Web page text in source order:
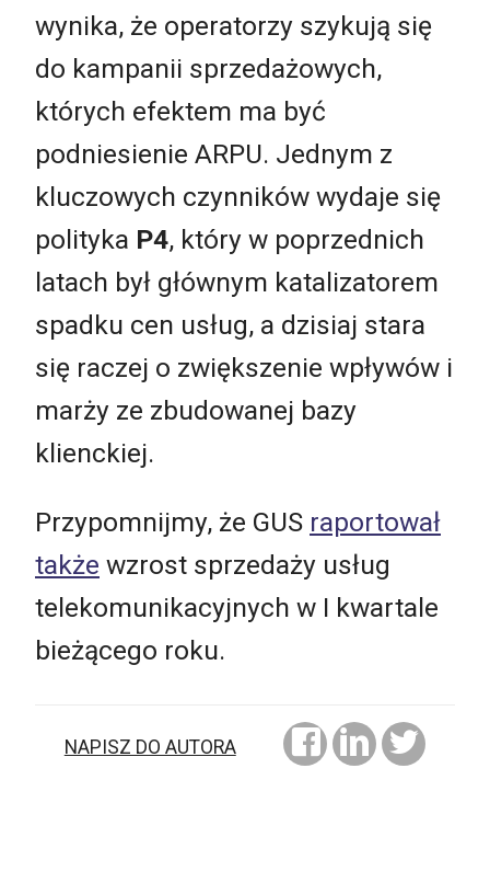
wynika, że operatorzy szykują się
do kampanii sprzedażowych,
których efektem ma być
podniesienie ARPU. Jednym z
kluczowych czynników wydaje się
polityka P4, który w poprzednich
latach był głównym katalizatorem
spadku cen usług, a dzisiaj stara
się raczej o zwiększenie wpływów i
marży ze zbudowanej bazy
klienckiej.
Przypomnijmy, że GUS raportował
także wzrost sprzedaży usług
telekomunikacyjnych w I kwartale
bieżącego roku.
NAPISZ DO AUTORA